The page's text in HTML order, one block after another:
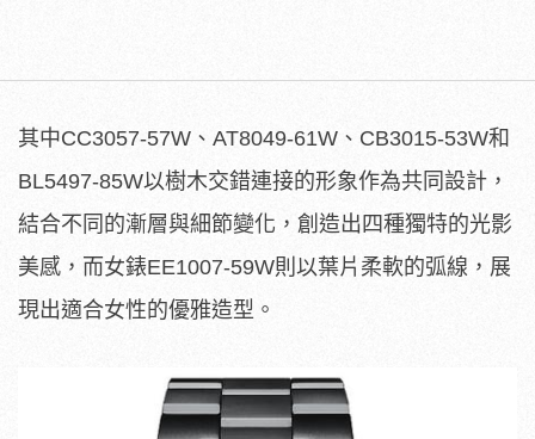
其中CC3057-57W、AT8049-61W、CB3015-53W和
BL5497-85W以樹木交錯連接的形象作為共同設計，
結合不同的漸層與細節變化，創造出四種獨特的光影
美感，而女錶EE1007-59W則以葉片柔軟的弧線，展
現出適合女性的優雅造型。